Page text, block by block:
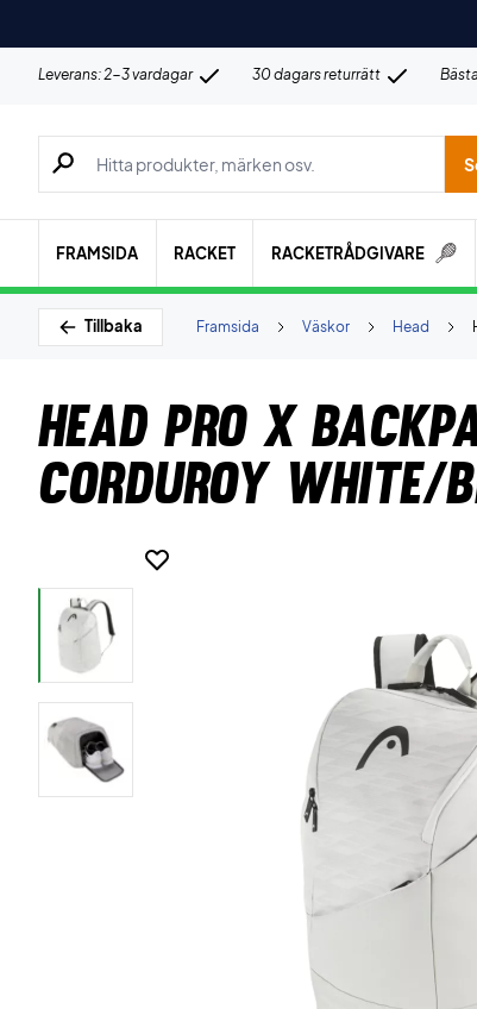
Leverans: 2-3 vardagar 30 dagars returrätt
Sök efter produkter, märken osv.
FRAMSIDA RACKET RACKETRÅDGIVARE
Tillbaka Head
Väskor
Framsida
Head Pro X
Corduroy White/